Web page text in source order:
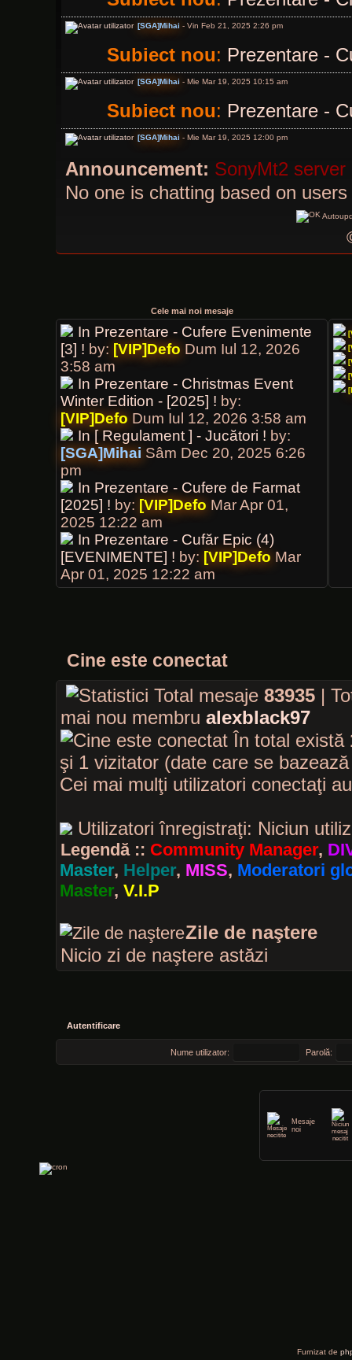
[SGA]Mihai - Vin Feb 21, 2025 2:26 pm
Subiect nou: Prezentare -
[SGA]Mihai - Mie Mar 19, 2025 10:15 am
Subiect nou: Prezentare -
[SGA]Mihai - Mie Mar 19, 2025 12:00 pm
Subiect nou:Prezentare -
[VIP]Defo- Dum Oct 19, 2025 12:04 am
Bună, ce faceți dragilor?
Subiect nou: Prezentare -
[DON]Akiro
Salut
[VIP]Defo - Dum Iul 12, 2026 4:00 am
Buna
Announcement: SonyMt2
No one is chatting based on
Cele mai noi mesaje
In Prezentare - Cufere Evenimente
[3] ! by: [VIP]Defo Dum Iul 12, 2026
3:58 am
In Prezentare - Christmas Event
Winter Edition - [2025] ! by:
[VIP]Defo Dum Iul 12, 2026 3:58 am
In [ Regulament ] - Jucători ! by:
[SGA]Mihai Sâm Dec 20, 2025 6:26
pm
In Prezentare - Cufere de Farmat
[2025] ! by: [VIP]Defo Mar Apr 01,
2025 12:22 am
In Prezentare - Cufăr Epic (4)
[EVENIMENTE] ! by: [VIP]Defo Mar
Apr 01, 2025 12:22 am
Cine este conectat
Total mesaje 83935 |
mai nou membru alexblack97
În total există
şi 1 vizitator (date care se
Cei mai mulţi utilizatori conectaţi
Utilizatori înregistraţi: Niciun
Legendă :: Community Manager,
Master, Helper, MISS, Moderatori
Master, V.I.P
Zile de naştere
Nicio zi de naştere astăzi
Autentificare
Nume utilizator: Parolă:
Mesaje
noi
Furnizat de